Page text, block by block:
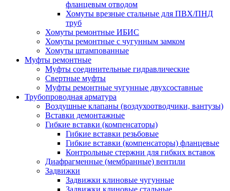
фланцевым отводом
Хомуты врезные стальные для ПВХ/ПНД
труб
Хомуты ремонтные ИБИС
Хомуты ремонтные с чугунным замком
Хомуты штампованные
Муфты ремонтные
Муфты соединительные гидравлические
Свертные муфты
Муфты ремонтные чугунные двухсоставные
Трубопроводная арматура
Воздушные клапаны (воздухоотводчики, вантузы)
Вставки демонтажные
Гибкие вставки (компенсаторы)
Гибкие вставки резьбовые
Гибкие вставки (компенсаторы) фланцевые
Контрольные стержни для гибких вставок
Диафрагменные (мембранные) вентили
Задвижки
Задвижки клиновые чугунные
Задвижки клиновые стальные